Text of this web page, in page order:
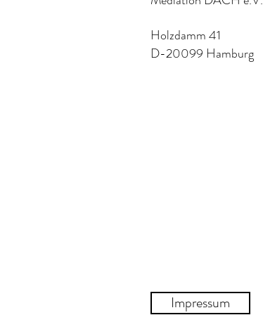
Holzdamm 41
D-20099 Hamburg
Impressum